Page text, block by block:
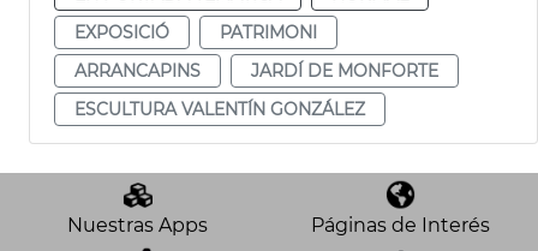
EXPOSICIÓ
PATRIMONI
ARRANCAPINS
JARDÍ DE MONFORTE
ESCULTURA VALENTÍN GONZÁLEZ
Nuestras Apps Páginas de Interés